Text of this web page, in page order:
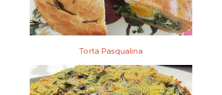
Torta Pasqualina